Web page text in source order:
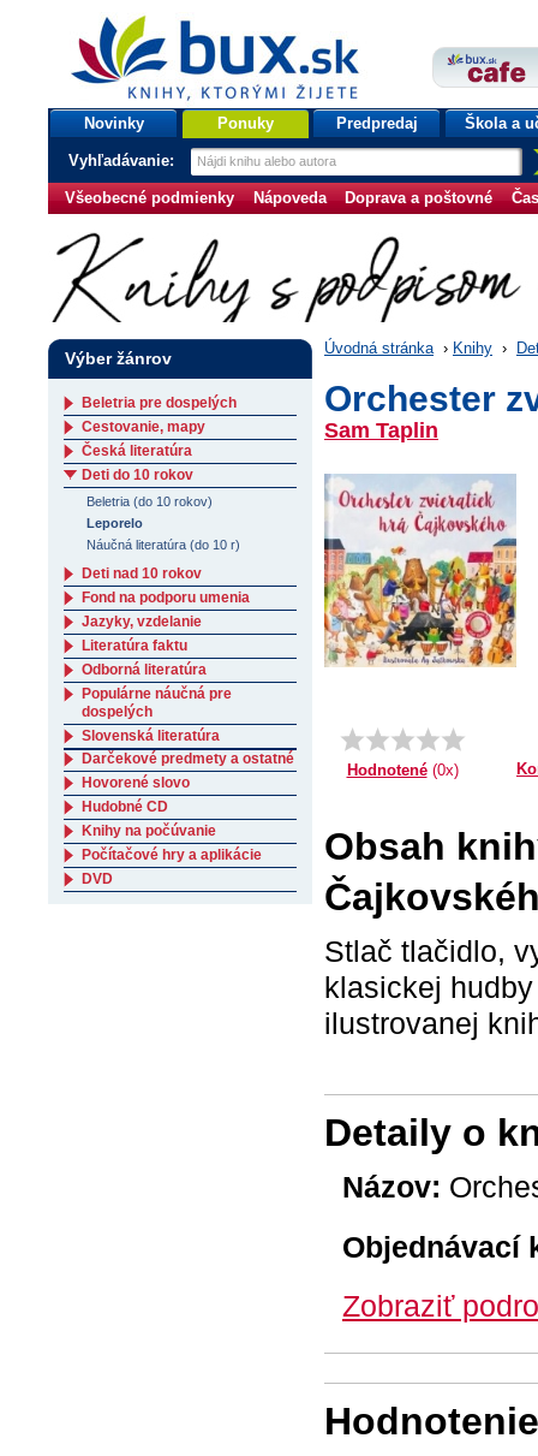
bux.sk
knihy, ktorými žijete
Úvodná stránka
Novinky Ponuky Predpredaj Škola a
Vyhľadávanie:
Všeobecné podmienky Nápoveda Doprava a poštovné
Úvodná stránka › Knihy ›
Orchester
Sam Taplin
Hodnotené(0x)
Obsah
Stlač tlačidlo,
klasickej
ilustrovanej
Detaily o
Názov:
Objednávací
Zobraziť
Výber žánrov
Beletria pre dospelých
Cestovanie, mapy
Česká literatúra
Deti do 10 rokov
Beletria (do 10 rokov)
Leporelo
Náučná literatúra (do 10 r)
Deti nad 10 rokov
Fond na podporu umenia
Jazyky, vzdelanie
Literatúra faktu
Odborná literatúra
Populárne náučná pre
dospelých
Slovenská literatúra
Darčekové predmety a ostatné
Hovorené slovo
Hudobné CD
Knihy na počúvanie
Počítačové hry a aplikácie
DVD